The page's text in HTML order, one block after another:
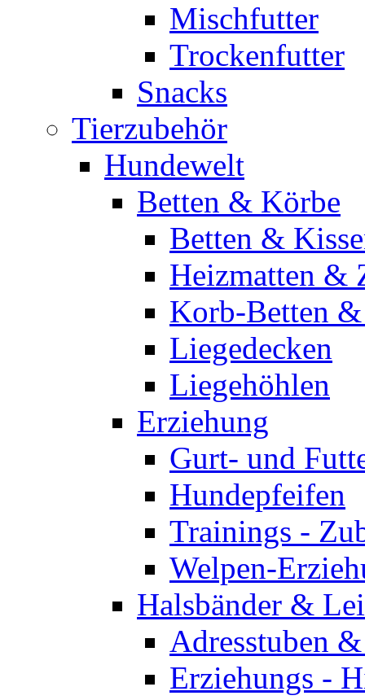
Mischfutter
Trockenfutter
Snacks
Tierzubehör
Hundewelt
Betten & Körbe
Betten &
Heizmatten &
Korb-Betten
Liegedecken
Liegehöhlen
Erziehung
Gurt- und
Hundepfeifen
Trainings -
Welpen-
Halsbänder &
Adresstuben
Erziehungs -